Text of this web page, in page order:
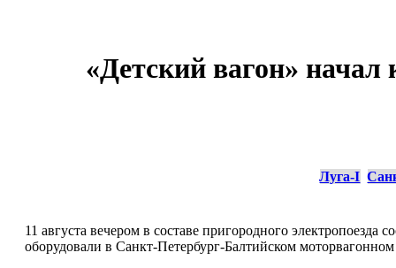
«Детский вагон»
Луга-I
11 августа вечером в составе пригородного
оборудовали в Санкт-Петербург-Балтийском